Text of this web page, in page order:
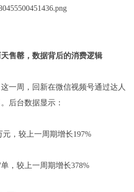
售罄，数据背后的消费逻辑
一周，回新在微信视频号通过达人
后台数据显示：
元，较上一周期增长197%
，较上一周期增长378%